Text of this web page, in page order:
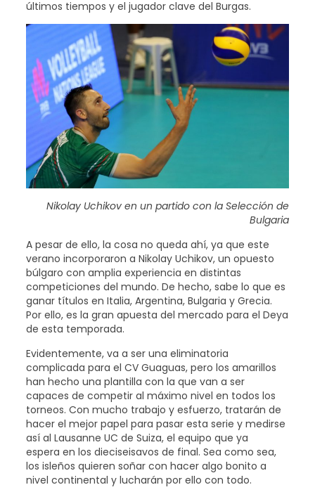
últimos tiempos y el jugador clave del Burgas.
Nikolay Uchikov en un partido con la Selección de
Bulgaria
A pesar de ello, la cosa no queda ahí, ya que este
verano incorporaron a Nikolay Uchikov, un opuesto
búlgaro con amplia experiencia en distintas
competiciones del mundo. De hecho, sabe lo que es
ganar títulos en Italia, Argentina, Bulgaria y Grecia.
Por ello, es la gran apuesta del mercado para el Deya
de esta temporada.
Evidentemente, va a ser una eliminatoria
complicada para el CV Guaguas, pero los amarillos
han hecho una plantilla con la que van a ser
capaces de competir al máximo nivel en todos los
torneos. Con mucho trabajo y esfuerzo, tratarán de
hacer el mejor papel para pasar esta serie y medirse
así al Lausanne UC de Suiza, el equipo que ya
espera en los dieciseisavos de final. Sea como sea,
los isleños quieren soñar con hacer algo bonito a
nivel continental y lucharán por ello con todo.